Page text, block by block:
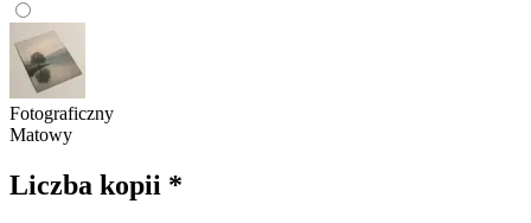
Fotograficzny
Matowy
Liczba kopii *